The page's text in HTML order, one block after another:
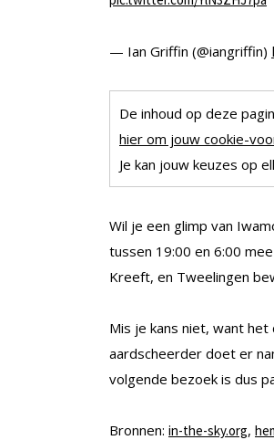
— Ian Griffin (@iangriffin)
De inhoud op deze
hier om jouw cookie-
Je kan jouw keuzes op
Wil je een glimp van
tussen 19:00 en 6:00
Kreeft, en Tweelingen
Mis je kans niet, want
aardscheerder doet er
volgende bezoek is dus
Bronnen: in-the-sky.org,